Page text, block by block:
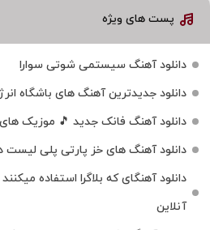
پست های ویژه
دانلود آهنگ سیستمی شوتی سوارا
دانلود جدیدترین آهنگ‌ های باشگاه
دانلود آهنگ فانک جدید 🎵 موزیک‌
دانلود آهنگ های خز پارتی پلی لیست دهه
دانلود آهنگای که بلاگرا استفاده
آنلاین